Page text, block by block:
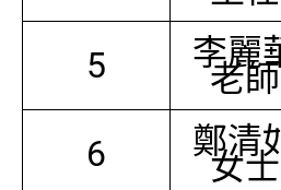
5 李麗
老師
6 鄭清
女士